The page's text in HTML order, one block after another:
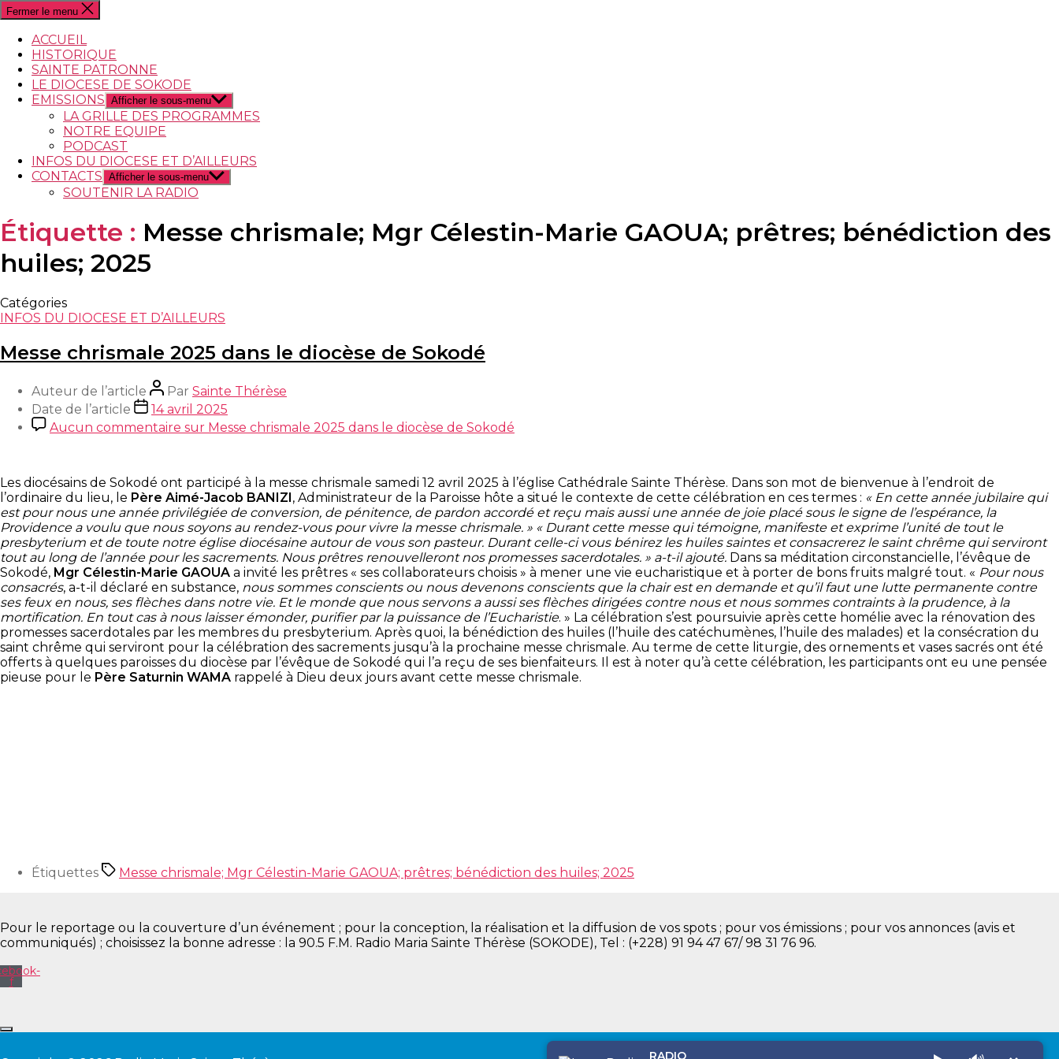
Fermer le menu
ACCUEIL
HISTORIQUE
SAINTE PATRONNE
LE DIOCESE DE SOKODE
EMISSIONS Afficher le sous-menu
LA GRILLE DES PROGRAMMES
NOTRE EQUIPE
PODCAST
INFOS DU DIOCESE ET D’AILLEURS
CONTACTS Afficher le sous-menu
SOUTENIR LA RADIO
Étiquette : Messe chrismale; Mgr Célestin-Marie GAOUA; prêtres; bénédiction des
huiles; 2025
Catégories
INFOS DU DIOCESE ET D’AILLEURS
Messe chrismale 2025 dans le diocèse de Sokodé
Auteur de l’article Par Sainte Thérèse
Date de l’article
14 avril 2025
Aucun commentaire sur Messe chrismale 2025 dans le diocèse de Sokodé
Les diocésains de Sokodé ont participé à la messe chrismale samedi 12 avril 2025 à l’église Cathédrale Sainte Thérèse. Dans son mot de bienvenue à l’endroit de
l’ordinaire du lieu, le Père Aimé-Jacob BANIZI, Administrateur de la Paroisse hôte a situé le contexte de cette célébration en ces termes : « En cette année jubilaire qui
est pour nous une année privilégiée de conversion, de pénitence, de pardon accordé et reçu mais aussi une année de joie placé sous le signe de l’espérance, la
Providence a voulu que nous soyons au rendez-vous pour vivre la messe chrismale. » « Durant cette messe qui témoigne, manifeste et exprime l’unité de tout le
presbyterium et de toute notre église diocésaine autour de vous son pasteur. Durant celle-ci vous bénirez les huiles saintes et consacrerez le saint chrême qui serviront
tout au long de l’année pour les sacrements. Nous prêtres renouvelleront nos promesses sacerdotales. » a-t-il ajouté. Dans sa méditation circonstancielle, l’évêque de
Sokodé, Mgr Célestin-Marie GAOUA a invité les prêtres « ses collaborateurs choisis » à mener une vie eucharistique et à porter de bons fruits malgré tout. « Pour nous
consacrés, a-t-il déclaré en substance, nous sommes conscients ou nous devenons conscients que la chair est en demande et qu’il faut une lutte permanente contre
ses feux en nous, ses flèches dans notre vie. Et le monde que nous servons a aussi ses flèches dirigées contre nous et nous sommes contraints à la prudence, à la
mortification. En tout cas à nous laisser émonder, purifier par la puissance de l’Eucharistie. » La célébration s’est poursuivie après cette homélie avec la rénovation des
promesses sacerdotales par les membres du presbyterium. Après quoi, la bénédiction des huiles (l’huile des catéchumènes, l’huile des malades) et la consécration du
saint chrême qui serviront pour la célébration des sacrements jusqu’à la prochaine messe chrismale. Au terme de cette liturgie, des ornements et vases sacrés ont été
offerts à quelques paroisses du diocèse par l’évêque de Sokodé qui l’a reçu de ses bienfaiteurs. Il est à noter qu’à cette célébration, les participants ont eu une pensée
pieuse pour le Père Saturnin WAMA rappelé à Dieu deux jours avant cette messe chrismale.
Étiquettes Messe chrismale; Mgr Célestin-Marie GAOUA; prêtres; bénédiction des huiles; 2025
Pour le reportage ou la couverture d’un événement ; pour la conception, la réalisation et la diffusion de vos spots ; pour vos émissions ; pour vos annonces (avis et
communiqués) ; choisissez la bonne adresse : la 90.5 F.M. Radio Maria Sainte Thérèse (SOKODE), Tel : (+228) 91 94 47 67/ 98 31 76 96.
f
RADIO